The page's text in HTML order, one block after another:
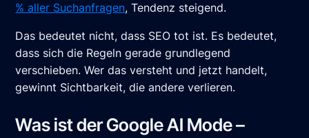
% aller Suchanfragen, Tendenz steigend.
Das bedeutet nicht, dass SEO tot ist. Es bedeutet,
dass sich die Regeln gerade grundlegend
verschieben. Wer das versteht und jetzt handelt,
gewinnt Sichtbarkeit, die andere verlieren.
Was ist der Google AI Mode –